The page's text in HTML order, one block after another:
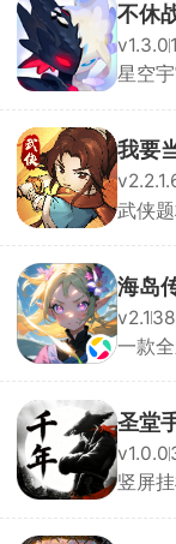
不休
v1.3.0
星空
我要
武侠
海岛
v2.1
一款
圣堂
v1.0.0
竖屏